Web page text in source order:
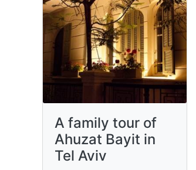
A family tour of
Ahuzat Bayit in
Tel Aviv